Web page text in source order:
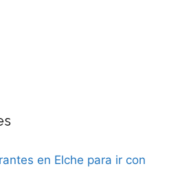
en Elche para ir con